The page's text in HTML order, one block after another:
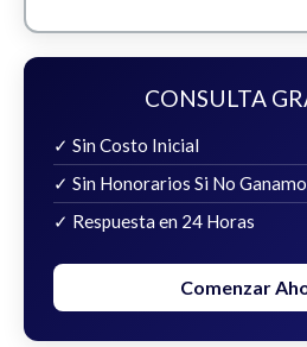
CONSULTA
✓ Sin Costo Inicial
✓ Sin Honorarios Si No
✓ Respuesta en 24 Horas
Comenzar